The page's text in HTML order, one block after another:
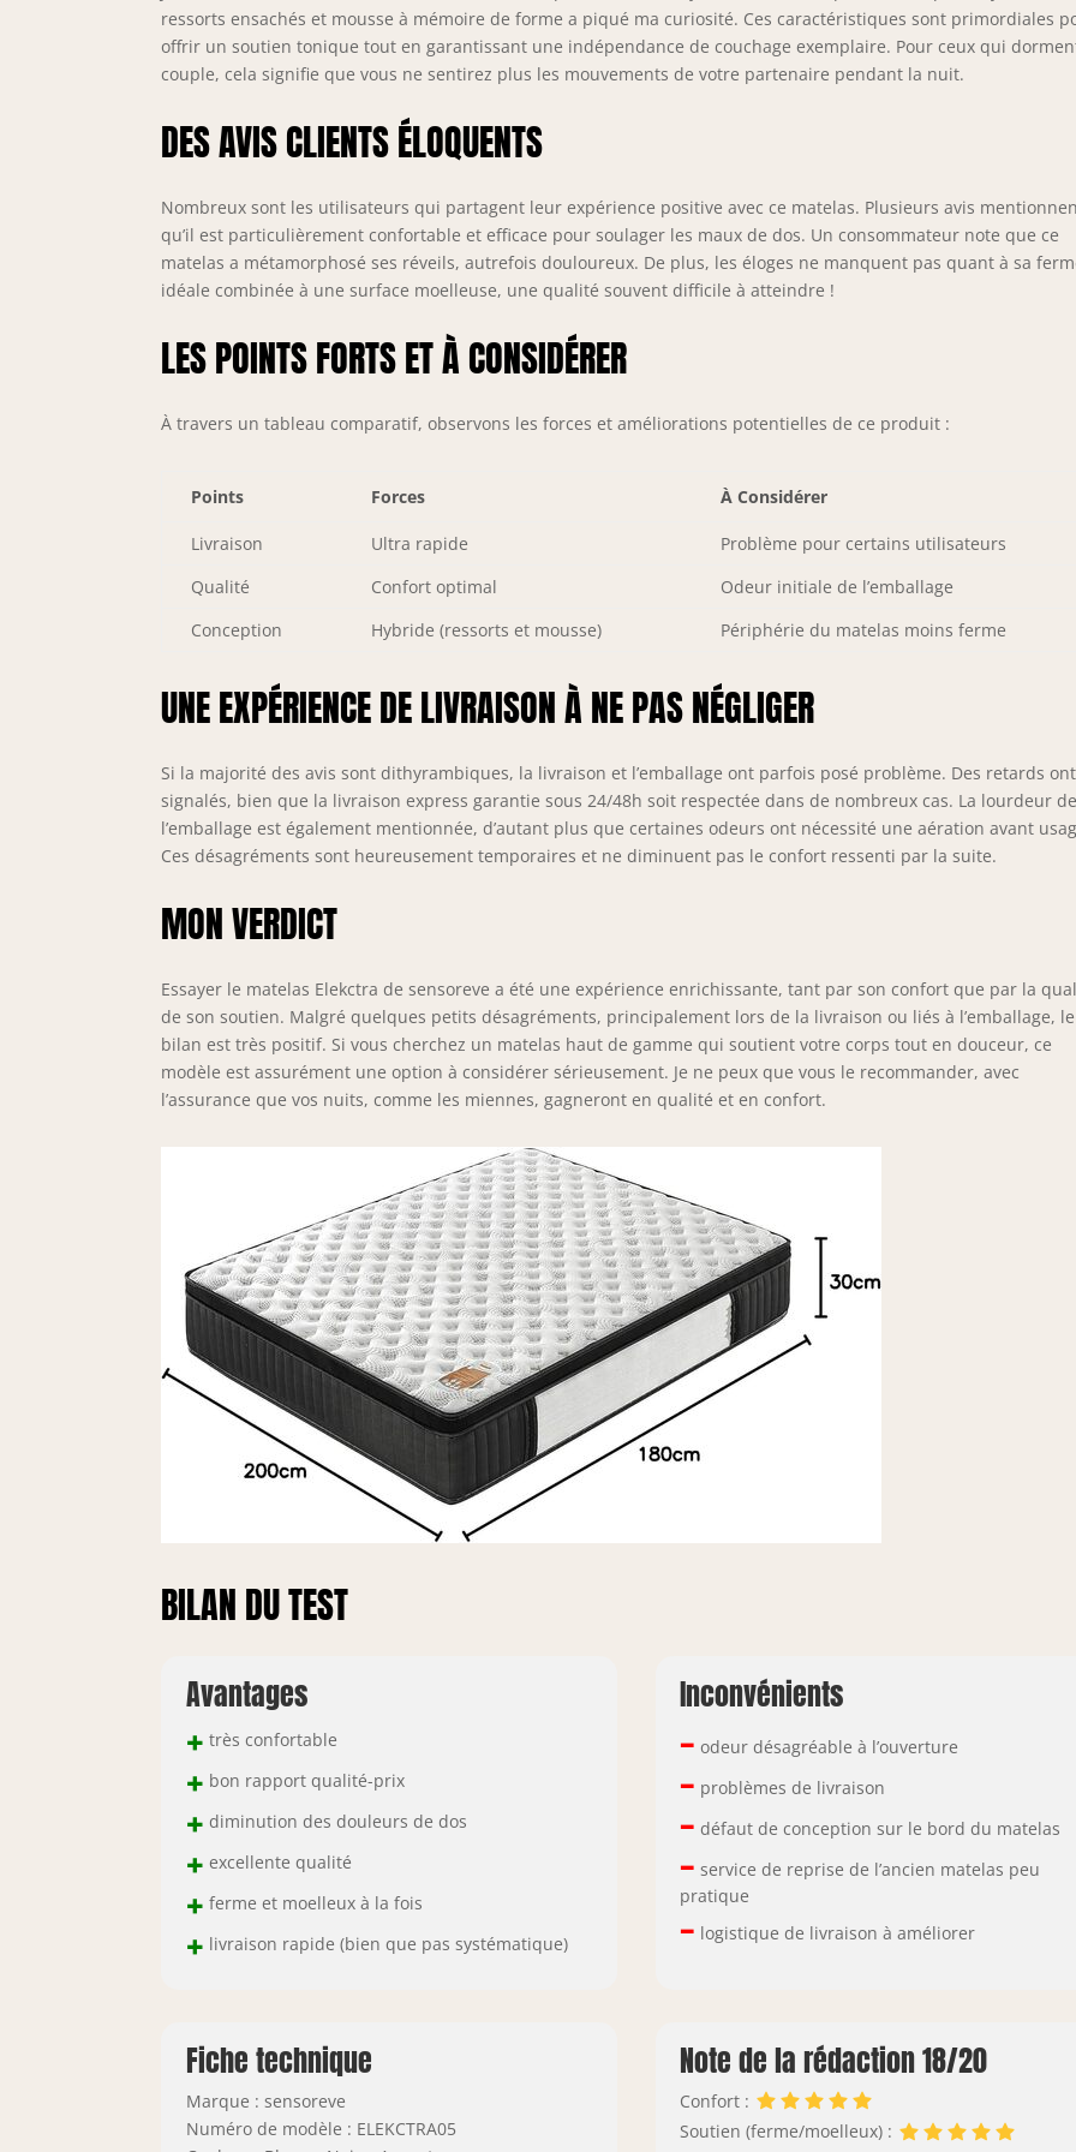
ACCUEIL CONFORTABLE ET DOUX ☁️ Effet « comme dans un nuage »
Cela grâce au 5cm de mémoire de forme D50kg/m3 et son coutil
d’accueil de qualité supérieure matelassé à 400g/m². Vous serez
surpris ! ♻️ ZÉRO matière toxique ♻️ Approuvé et certifié par
pour la santé. Traitement : anti-acariens / anti-bactérien / Anti-
ressorts ensachés et mousse à mémoire de forme a piqué ma curiosité. Ces caractéristiques sont primordiales
offrir un soutien tonique tout en garantissant une indépendance de couchage exemplaire. Pour ceux qui
couple, cela signifie que vous ne sentirez plus les mouvements de votre partenaire pendant la nuit.
DES AVIS CLIENTS ÉLOQUENTS
Nombreux sont les utilisateurs qui partagent leur expérience positive avec ce matelas. Plusieurs avis
qu’il est particulièrement confortable et efficace pour soulager les maux de dos. Un consommateur note que ce
matelas a métamorphosé ses réveils, autrefois douloureux. De plus, les éloges ne manquent pas quant à sa
idéale combinée à une surface moelleuse, une qualité souvent difficile à atteindre !
LES POINTS FORTS ET À CONSIDÉRER
À travers un tableau comparatif, observons les forces et améliorations potentielles de ce produit :
Points Forces À Considérer
Livraison Ultra rapide
Problème pour certains utilisateurs
Qualité
Confort optimal
Odeur initiale de l’emballage
Conception
Hybride (ressorts et mousse) Périphérie du matelas moins ferme
UNE EXPÉRIENCE DE LIVRAISON À NE PAS NÉGLIGER
Si la majorité des avis sont dithyrambiques, la livraison et l’emballage ont parfois posé problème. Des retards
signalés, bien que la livraison express garantie sous 24/48h soit respectée dans de nombreux cas. La lourdeur
l’emballage est également mentionnée, d’autant plus que certaines odeurs ont nécessité une aération avant
Ces désagréments sont heureusement temporaires et ne diminuent pas le confort ressenti par la suite.
MON VERDICT
Essayer le matelas Elekctra de sensoreve a été une expérience enrichissante, tant par son confort que par la
de son soutien. Malgré quelques petits désagréments, principalement lors de la livraison ou liés à l’emballage, le
bilan est très positif. Si vous cherchez un matelas haut de gamme qui soutient votre corps tout en douceur, ce
modèle est assurément une option à considérer sérieusement. Je ne peux que vous le recommander, avec
l’assurance que vos nuits, comme les miennes, gagneront en qualité et en confort.
BILAN DU TEST
Avantages
+ très confortable
+ bon rapport qualité-prix
+ diminution des douleurs de dos
+ excellente qualité
+ ferme et moelleux à la fois
+ livraison rapide (bien que pas systématique)
Inconvénients
– odeur désagréable à l’ouverture
– problèmes de livraison
– défaut de conception sur le bord du matelas
– service de reprise de l’ancien matelas peu
pratique
– logistique de livraison à améliorer
Fiche technique
Marque : sensoreve
Numéro de modèle : ELEKCTRA05
Note de la rédaction 18/20
Confort :
Soutien (ferme/moelleux) :